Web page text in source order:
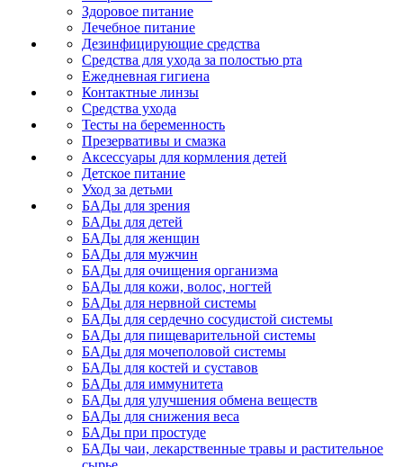
Здоровое питание
Лечебное питание
Дезинфицирующие средства
Средства для ухода за полостью рта
Ежедневная гигиена
Контактные линзы
Средства ухода
Тесты на беременность
Презервативы и смазка
Аксессуары для кормления детей
Детское питание
Уход за детьми
БАДы для зрения
БАДы для детей
БАДы для женщин
БАДы для мужчин
БАДы для очищения организма
БАДы для кожи, волос, ногтей
БАДы для нервной системы
БАДы для сердечно сосудистой системы
БАДы для пищеварительной системы
БАДы для мочеполовой системы
БАДы для костей и суставов
БАДы для иммунитета
БАДы для улучшения обмена веществ
БАДы для снижения веса
БАДы при простуде
БАДы чаи, лекарственные травы и растительное